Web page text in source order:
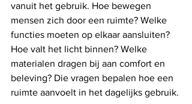
vanuit het gebruik. Hoe bewegen
mensen zich door een ruimte? Welke
functies moeten op elkaar aansluiten?
Hoe valt het licht binnen? Welke
materialen dragen bij aan comfort en
beleving? Die vragen bepalen hoe een
ruimte aanvoelt in het dagelijks gebruik.